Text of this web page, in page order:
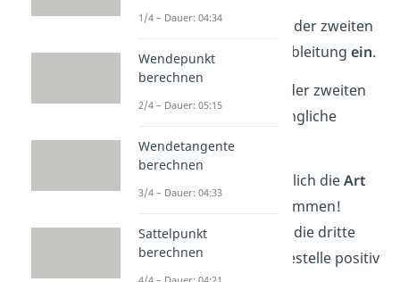
3. Setze die Nullstellen
der zweiten
Ableitung in die dritte Ableitungein.
Setze die Nullstellen der zweiten
Ableitung in die ursprüngliche
Funktion f(x) ein.
Du kannst zusätzlich dieArt
bestimmen!
Schaue dir dafür an, ob die dritte
Ableitung an der Wendestelle positiv
1/4 – Dauer: 04:34
Wendepunkt
berechnen
2/4 – Dauer: 05:15
Wendetangente
berechnen
3/4 – Dauer: 04:33
Sattelpunkt
berechnen